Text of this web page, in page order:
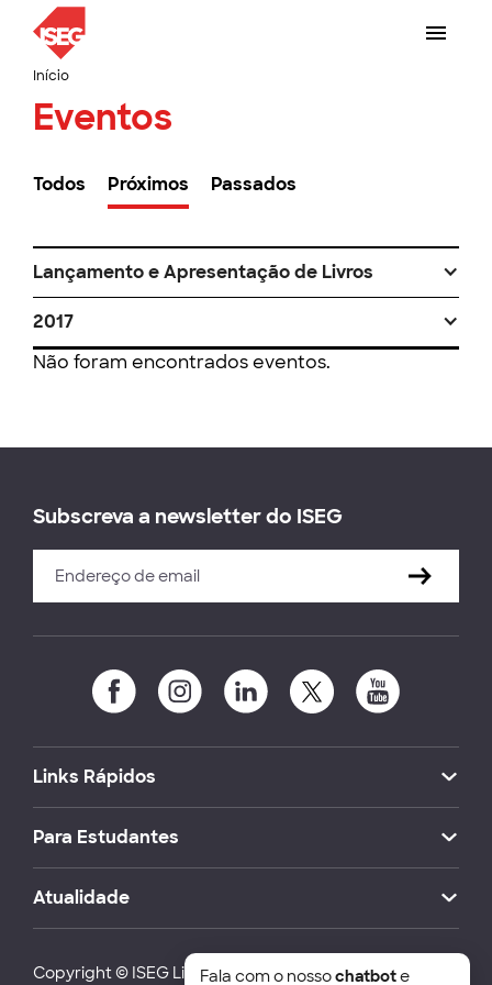
Início
Eventos
Todos Próximos Passados
Lançamento e Apresentação de Livros
2017
Não foram encontrados eventos.
Subscreva a newsletter do ISEG
Links Rápidos
Para Estudantes
Atualidade
Copyright © ISEG Lisbon School of Economics and
Fala com o nossochatbote